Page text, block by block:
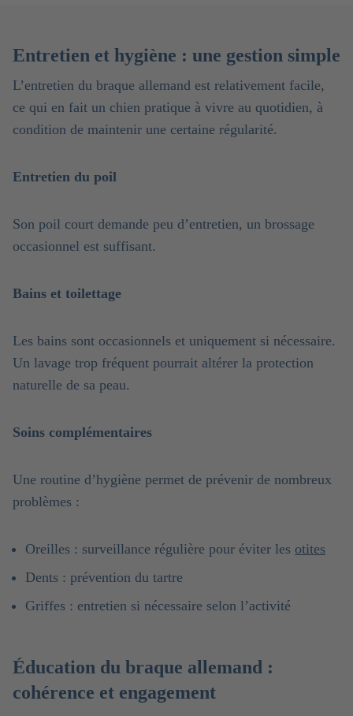
Entretien et hygiène : une gestion simple
L’entretien du braque allemand est relativement facile,
ce qui en fait un chien pratique à vivre au quotidien, à
condition de maintenir une certaine régularité.
Entretien du poil
Son poil court demande peu d’entretien, un brossage
occasionnel est suffisant.
Bains et toilettage
Les bains sont occasionnels et uniquement si nécessaire.
Un lavage trop fréquent pourrait altérer la protection
naturelle de sa peau.
Soins complémentaires
Une routine d’hygiène permet de prévenir de nombreux
problèmes :
Oreilles : surveillance régulière pour éviter les otites
Dents : prévention du tartre
Griffes : entretien si nécessaire selon l’activité
Éducation du braque allemand :
cohérence et engagement